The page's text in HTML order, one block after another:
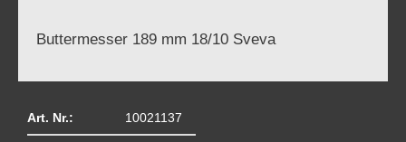
Buttermesser 189 mm 18/10 Sveva
Art. Nr.: 10021137